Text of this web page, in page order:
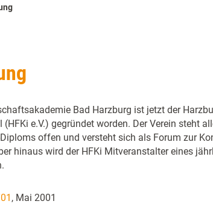
Bad Harzburg ist jetzt der
e.V.) gegründet worden. Der Verein steht
offen und versteht sich als Forum zur
hinaus wird der HFKi Mitveranstalter eines
, Mai 2001